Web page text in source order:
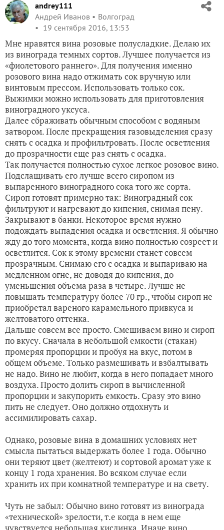
andrey111
Андрей Иванов
Волгоград
19 сентября 2016, 13:53
Мне нравятся вина розовые полусладкие. Делаю их
из винограда темных сортов. Лучшее получается из
«фиолетового раннего». Для получения именно
розового вина надо отжимать сок вручную или
винтовым прессом. Использовать только сок.
Выжимки можно использовать для приготовления
виноградного уксуса.
Далее сбраживать обычным способом с водяным
затвором. После прекращения газовыделения сразу
снять с осадка и профильтровать. После осветления
до прозрачности еще раз снять с осадка.
Так получается полностью сухое легкое розовое вино.
Подслащивать его лучше всего сиропом из
выпаренного виноградного сока того же сорта.
Сироп готовят примерно так: Виноградный сок
фильтруют и нагревают до кипения, снимая пену.
Закрывают в банки. Некоторое время нужно
подождать выпадения осадка и осветления. Я обычно
жду до того момента, когда вино полностью созреет и
осветлится. Сок к этому времени станет совсем
прозрачным. Снимаю его с осадка и выпариваю на
медленном огне, не доводя до кипения, до
уменьшения объема раза в четыре. Лучше не
повышать температуру более 70 гр., чтобы сироп не
приобретал вареного карамельного привкуса и
желтоватого оттенка.
Дальше совсем все просто. Смешиваем вино и сироп
по вкусу. Сначала в небольшой емкости (стакан)
промеряя пропорции и пробуя на вкус, потом в
общем объеме. Только размешивать и взбалтывать
не надо. Вино не любит, когда в него попадает много
воздуха. Просто долить сироп в вычисленной
пропорции и закупорить емкость. Сразу это вино
пить не следует. Оно должно отдохнуть и
ассимилировать сахар.
Однако, розовые вина в домашних условиях нет
смысла пытаться выдержать более 1 года. Обычно
они теряют цвет (желтеют) и сортовой аромат уже к
концу 1 года хранения. Во всяком случае если
хранить их при комнатной температуре и на свету.
Чуть не забыл: Обычно вино готовят из винограда
«технической» зрелости, т.е когда в нем еще